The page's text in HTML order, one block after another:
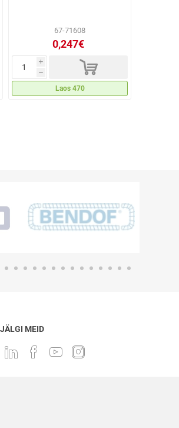
67-71608
0,247€
i
h d
Laos 470
JÄLGI MEID